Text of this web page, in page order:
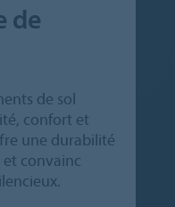
de
de sol
confort et
une durabilité
et convainc